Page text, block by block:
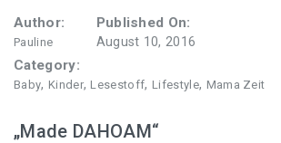
Author:
Pauline
Published On:
August 10, 2016
Category:
Baby, Kinder, Lesestoff, Lifestyle, Mama Zeit
„Made DAHOAM“